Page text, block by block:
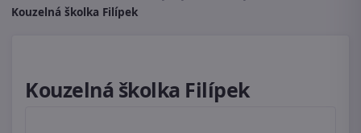
Kouzelná školka Filípek
Kouzelná školka Filípek